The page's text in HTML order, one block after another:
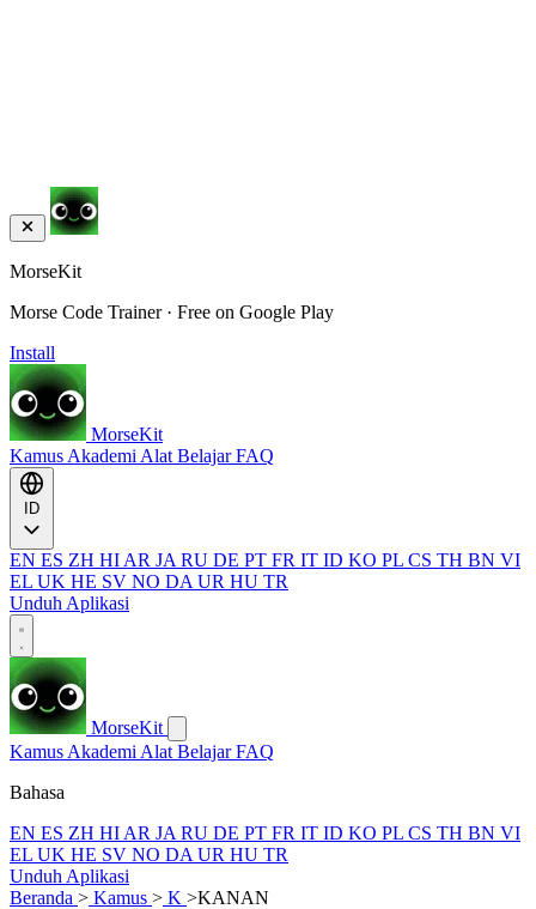
MorseKit
Morse Code Trainer · Free on Google Play
Install
MorseKit
Kamus Akademi Alat BelajarFAQ
EN ES ZH HI AR JA RU DE PT FR IT ID KO PL CS TH BN VI
EL UK HE SV NO DA UR HU TR
Unduh Aplikasi
MorseKit
Kamus Akademi Alat BelajarFAQ
Bahasa
EN ES ZH HI AR JA RU DE PT FR IT ID KO PL CS TH BN VI
EL UK HE SV NO DA UR HU TR
Unduh Aplikasi
Beranda > Kamus > K >KANAN